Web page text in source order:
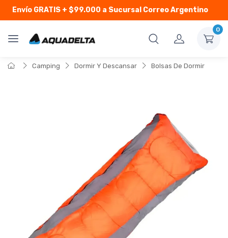
Envío GRATIS+ $99.000 a Sucursal Correo Argentino
0
Camping Dormir Y Descansar Bolsas De Dormir